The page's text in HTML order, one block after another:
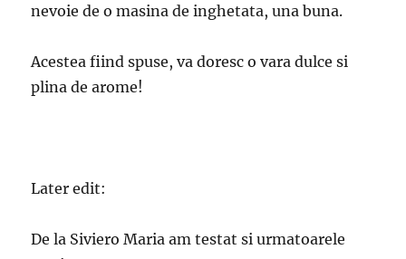
nevoie de o masina de inghetata, una buna.
Acestea fiind spuse, va doresc o vara dulce si
plina de arome!
Later edit:
De la Siviero Maria am testat si urmatoarele